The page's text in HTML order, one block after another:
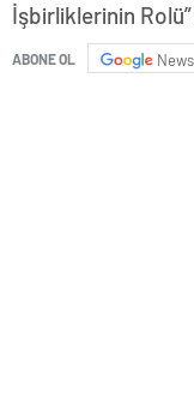
İşbirliklerinin
ABONE OL News